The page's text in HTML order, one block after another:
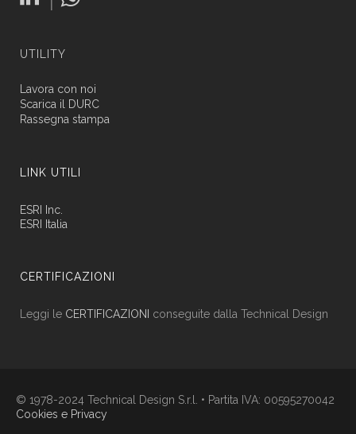
UTILITY
Lavora con noi
Scarica il DURC
Rassegna stampa
LINK UTILI
ESRI Inc.
ESRI Italia
CERTIFICAZIONI
Leggi le CERTIFICAZIONI conseguite dalla Technical Design
© 1978-2024 Technical Design S.r.l. • Partita IVA: 00595270042
Cookies e Privacy